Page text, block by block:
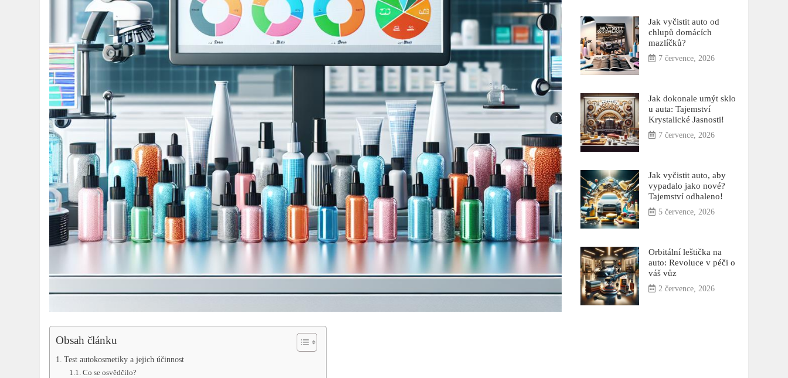
Obsah článku
Test autokosmetiky a jejich účinnost
Co se osvědčilo?
Jak vyčistit auto od
chlupů domácích
mazlíčků?
7 července, 2026
Jak dokonale umýt sklo
u auta: Tajemství
Krystalické Jasnosti!
7 července, 2026
Jak vyčistit auto, aby
vypadalo jako nové?
Tajemství odhaleno!
5 července, 2026
Orbitální leštička na
auto: Revoluce v péči o
váš vůz
2 července, 2026